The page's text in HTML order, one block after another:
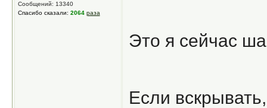
Сообщений: 13340
Спасибо сказали: 2064 раза
Это я сейчас
Если